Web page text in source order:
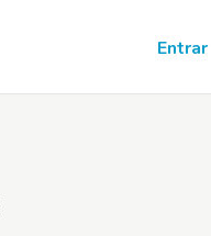
Entrar